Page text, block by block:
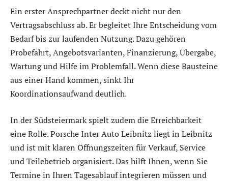
Ein erster Ansprechpartner deckt nicht nur den
Vertragsabschluss ab. Er begleitet Ihre Entscheidung vom
Bedarf bis zur laufenden Nutzung. Dazu gehören
Probefahrt, Angebotsvarianten, Finanzierung, Übergabe,
Wartung und Hilfe im Problemfall. Wenn diese Bausteine
aus einer Hand kommen, sinkt Ihr
Koordinationsaufwand deutlich.
In der Südsteiermark spielt zudem die Erreichbarkeit
eine Rolle. Porsche Inter Auto Leibnitz liegt in Leibnitz
und ist mit klaren Öffnungszeiten für Verkauf, Service
und Teilebetrieb organisiert. Das hilft Ihnen, wenn Sie
Termine in Ihren Tagesablauf integrieren müssen und